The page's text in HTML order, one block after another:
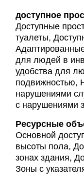
доступное
Доступные
туалеты,
для людей в
удобства для
подвижностью,
нарушениями
с нарушениями
Ресурсные
Основной
высоты пола,
зонах здания,
Зоны с